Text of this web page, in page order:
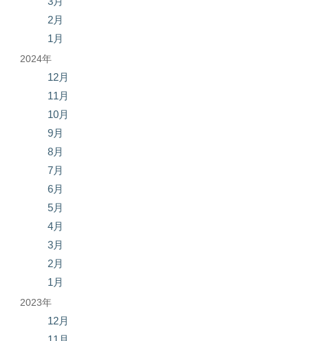
2月
1月
2024年
12月
11月
10月
9月
8月
7月
6月
5月
4月
3月
2月
1月
2023年
12月